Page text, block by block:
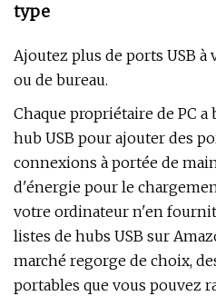
type
Ajoutez plus de ports USB
ou de bureau.
Chaque propriétaire de PC
hub USB pour ajouter des
connexions à portée de
d'énergie pour le
votre ordinateur n'en
listes de hubs USB sur
marché regorge de choix,
portables que vous pouvez